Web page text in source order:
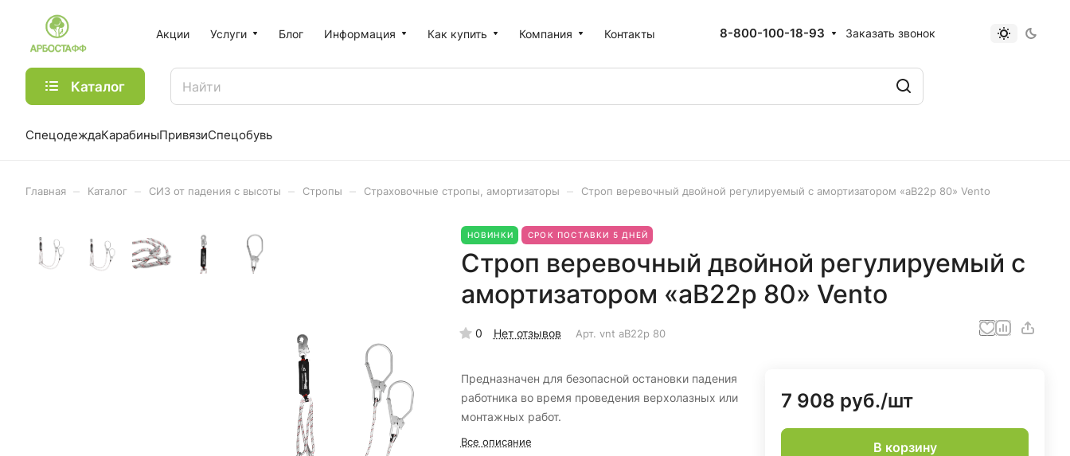
Акции Услуги Блог Информация Как купить Компания Контакты 8-800-100-18-93 Заказать звонок
Каталог
СпецодеждаКарабиныПривязиСпецобувь
Главная Каталог СИЗ от падения с высоты Стропы Страховочные стропы, амортизаторы Строп веревочный двойной регулируемый с амортизатором «аВ22р 80» Vento
НОВИНКИ СРОК ПОСТАВКИ 5 ДНЕЙ
Строп веревочный двойной регулируемый с
амортизатором «аВ22р 80» Vento
0 Нет отзывов Арт. vnt аВ22р 80
Предназначен для безопасной остановки падения
работника во время проведения верхолазных или
монтажных работ.
Все описание
7 908 руб./шт
В корзину